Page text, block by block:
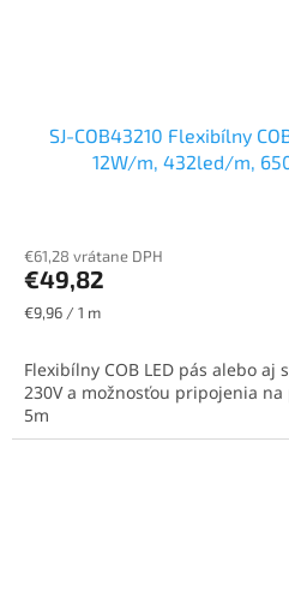
SJ-COB43210 Flexibílny
12W/m, 432led/m,
€61,28 vrátane DPH
€49,82
Jednotková
€9,96 / 1 m
Flexibílny COB LED pás alebo
230V a možnosťou pripojenia
5m